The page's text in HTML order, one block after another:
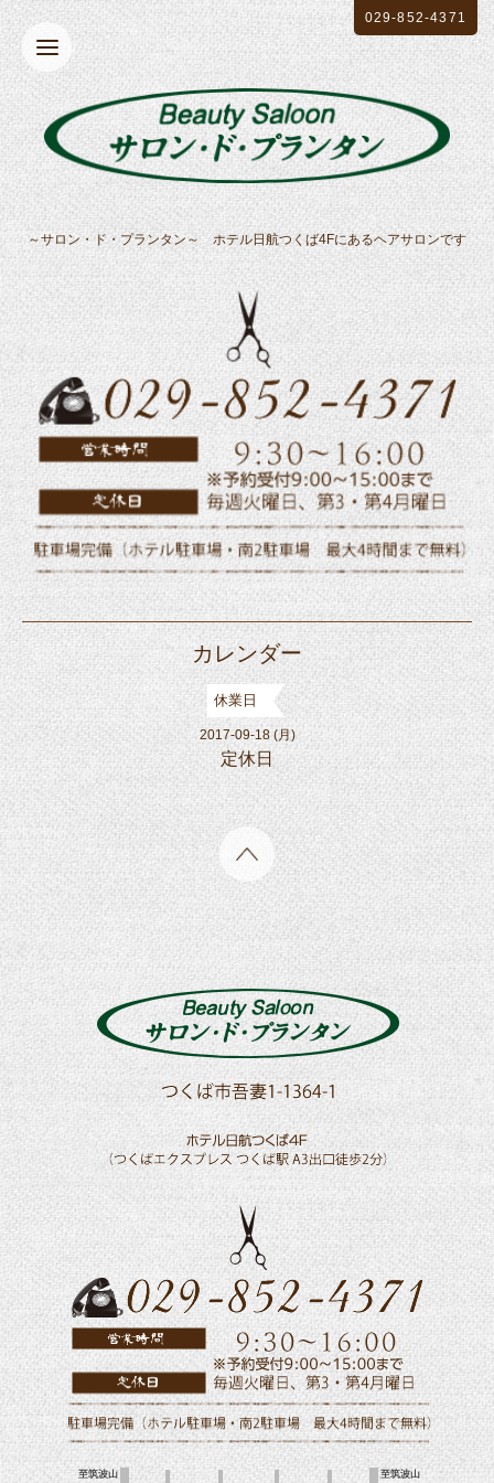
～サロン・ド・プランタン～ ホテル日航つくば4Fにあるヘアサロンです
029-852-4371
カレンダー
休業日
2017-09-18 (月)
定休日